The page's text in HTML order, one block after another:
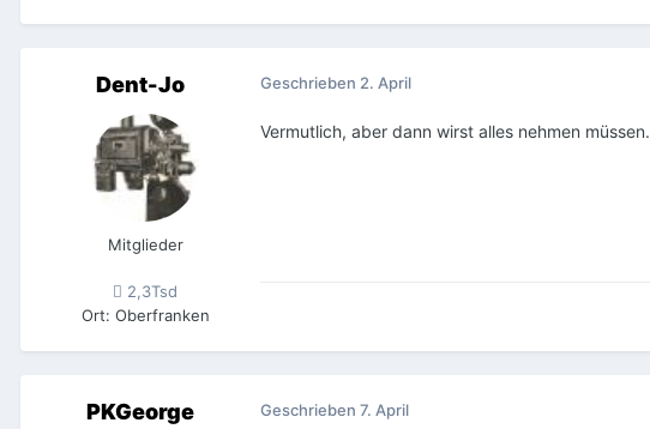
Dent-Jo
Mitglieder
2,3Tsd
Ort: Oberfranken
Geschrieben 2. April
Vermutlich, aber dann wirst alles nehmen müssen.
PKGeorge Geschrieben 7. April